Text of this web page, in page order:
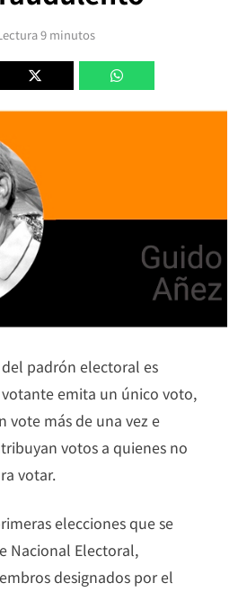
9 minutos
padrón electoral es
emita un único voto,
vote más de una vez e
votos a quienes no
votar.
elecciones que se
Nacional Electoral,
designados por el